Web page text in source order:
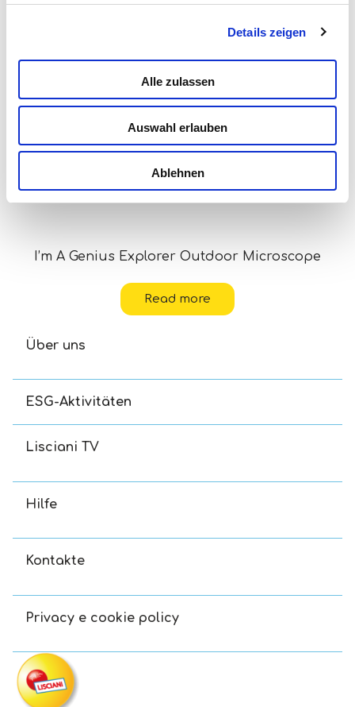
Details zeigen
Alle zulassen
Auswahl erlauben
Ablehnen
interessieren...
I’m A Genius Explorer Outdoor Microscope
Read more
Über uns
ESG-Aktivitäten
Lisciani TV
Hilfe
Kontakte
Privacy e cookie policy